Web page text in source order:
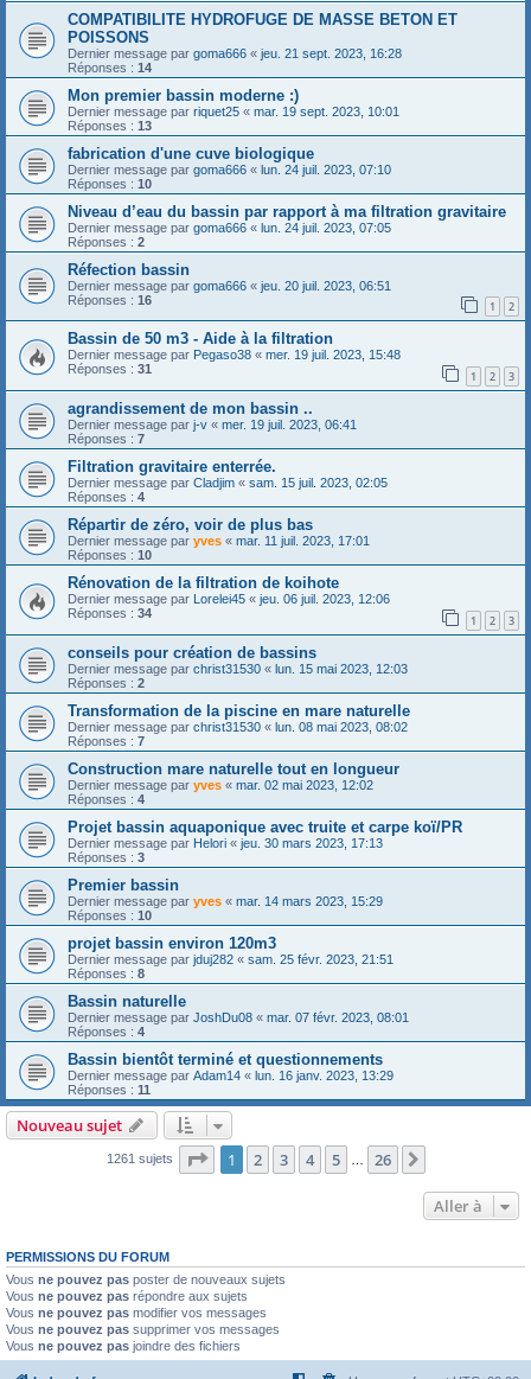
COMPATIBILITE HYDROFUGE DE MASSE BETON ET
POISSONS
Dernier message par goma666 « jeu. 21 sept. 2023, 16:28
Réponses : 14
Mon premier bassin moderne :)
Dernier message par riquet25 « mar. 19 sept. 2023, 10:01
Réponses : 13
fabrication d'une cuve biologique
Dernier message par goma666 « lun. 24 juil. 2023, 07:10
Réponses : 10
Niveau d’eau du bassin par rapport à ma filtration gravitaire
Dernier message par goma666 « lun. 24 juil. 2023, 07:05
Réponses : 2
Réfection bassin
Dernier message par goma666 « jeu. 20 juil. 2023, 06:51
Réponses : 16 1 2
Bassin de 50 m3 - Aide à la filtration
Dernier message par Pegaso38 « mer. 19 juil. 2023, 15:48
Réponses : 31 1 2 3
agrandissement de mon bassin ..
Dernier message par j-v « mer. 19 juil. 2023, 06:41
Réponses : 7
Filtration gravitaire enterrée.
Dernier message par Cladjim « sam. 15 juil. 2023, 02:05
Réponses : 4
Répartir de zéro, voir de plus bas
Dernier message par yves « mar. 11 juil. 2023, 17:01
Réponses : 10
Rénovation de la filtration de koihote
Dernier message par Lorelei45 « jeu. 06 juil. 2023, 12:06
Réponses : 34 1 2 3
conseils pour création de bassins
Dernier message par christ31530 « lun. 15 mai 2023, 12:03
Réponses : 2
Transformation de la piscine en mare naturelle
Dernier message par christ31530 « lun. 08 mai 2023, 08:02
Réponses : 7
Construction mare naturelle tout en longueur
Dernier message par yves « mar. 02 mai 2023, 12:02
Réponses : 4
Projet bassin aquaponique avec truite et carpe koï/PR
Dernier message par Helori « jeu. 30 mars 2023, 17:13
Réponses : 3
Premier bassin
Dernier message par yves « mar. 14 mars 2023, 15:29
Réponses : 10
projet bassin environ 120m3
Dernier message par jduj282 « sam. 25 févr. 2023, 21:51
Réponses : 8
Bassin naturelle
Dernier message par JoshDu08 « mar. 07 févr. 2023, 08:01
Réponses : 4
Bassin bientôt terminé et questionnements
Dernier message par Adam14 « lun. 16 janv. 2023, 13:29
Réponses : 11
Nouveau sujet
1261 sujets Page 1sur26
1 2 3 4 5 26
Aller à
PERMISSIONS DU FORUM
Vous ne pouvez pas poster de nouveaux sujets
Vous ne pouvez pas répondre aux sujets
Vous ne pouvez pas modifier vos messages
Vous ne pouvez pas supprimer vos messages
Vous ne pouvez pas joindre des fichiers